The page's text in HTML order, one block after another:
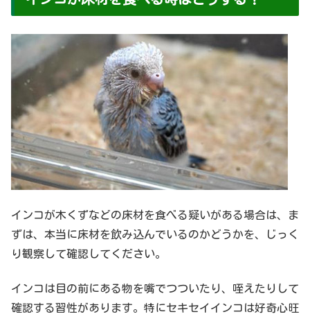
インコが木くずなどの床材を食べる疑いがある場合は、ま
ずは、本当に床材を飲み込んでいるのかどうかを、じっく
り観察して確認してください。
インコは目の前にある物を嘴でつついたり、咥えたりして
確認する習性があります。特にセキセイインコは好奇心旺